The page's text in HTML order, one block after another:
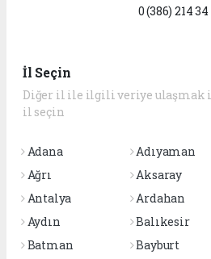
0 (386) 214
İl Seçin
Diğer il ile ilgili veriye ulaşmak
il seçin
Adana Adıyaman
Ağrı
Aksaray
Antalya
Ardahan
Aydın
Balıkesir
Batman
Bayburt